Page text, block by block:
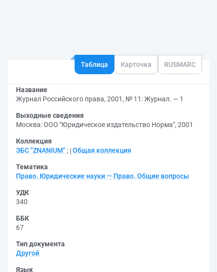
Таблица Карточка RUSMARC
Название
Журнал Российского права, 2001, № 11: Журнал. — 1
Выходные сведения
Москва: ООО "Юридическое издательство Норма", 2001
Коллекция
ЭБС "ZNANIUM" ; Общая коллекция
Тематика
Право. Юридические науки — Право. Общие вопросы
УДК
340
ББК
67
Тип документа
Другой
Язык